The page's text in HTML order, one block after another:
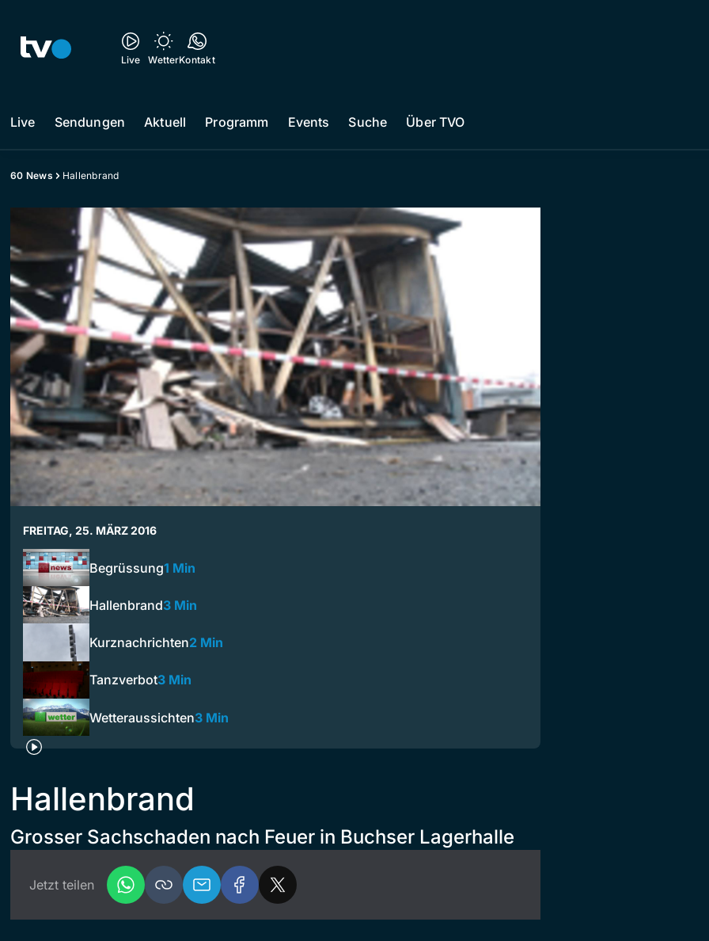
Live WetterKontakt
Live Sendungen Aktuell Programm Events Suche Über TVO
60 News Hallenbrand
FREITAG, 25. MÄRZ 2016
Begrüssung1 Min
Hallenbrand3 Min
Kurznachrichten2 Min
Tanzverbot3 Min
Wetteraussichten3 Min
Hallenbrand
Grosser Sachschaden nach Feuer in Buchser Lagerhalle
Jetzt teilen